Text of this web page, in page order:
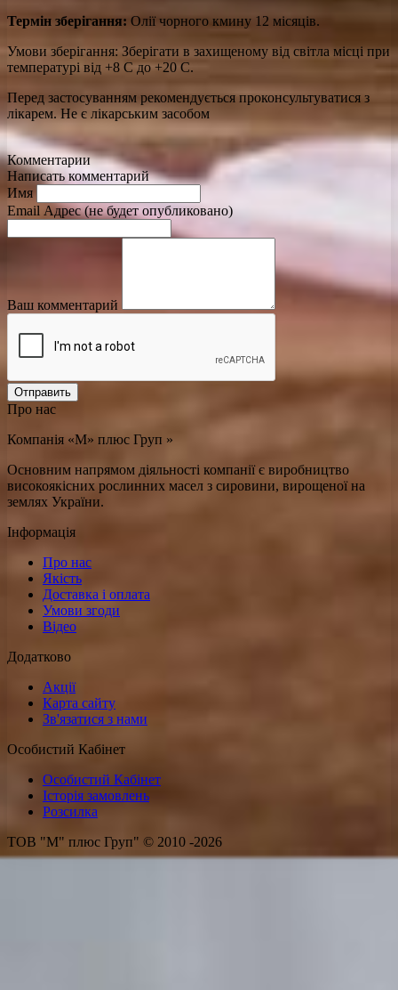
Термін зберігання: Олії чорного кмину 12 місяців.
Умови зберігання: Зберігати в захищеному від світла місці при
температурі від +8 С до +20 С.
Перед застосуванням рекомендується проконсультуватися з
лікарем. Не є лікарським засобом
Комментарии
Написать комментарий
Имя
Email Адрес (не будет опубликовано)
Ваш комментарий
Отправить
Про нас
Компанія «М» плюс Груп »
Основним напрямом діяльності компанії є виробництво
високоякісних рослинних масел з сировини, вирощеної на
землях України.
Інформація
Про нас
Якість
Доставка і оплата
Умови згоди
Відео
Додатково
Акції
Карта сайту
Зв'язатися з нами
Особистий Кабінет
Особистий Кабінет
Історія замовлень
Розсилка
ТОВ "М" плюс Груп" © 2010 -2026